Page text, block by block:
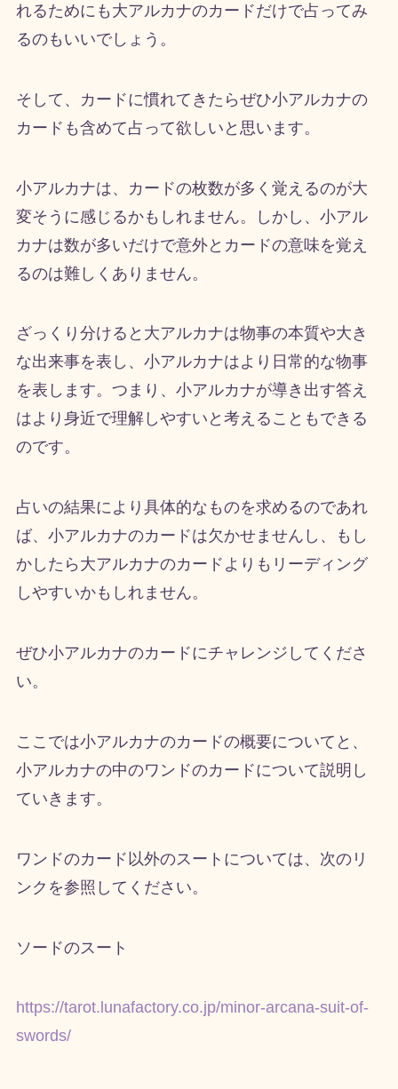
れるためにも大アルカナのカードだけで占ってみ
るのもいいでしょう。
そして、カードに慣れてきたらぜひ小アルカナの
カードも含めて占って欲しいと思います。
小アルカナは、カードの枚数が多く覚えるのが大
変そうに感じるかもしれません。しかし、小アル
カナは数が多いだけで意外とカードの意味を覚え
るのは難しくありません。
ざっくり分けると大アルカナは物事の本質や大き
な出来事を表し、小アルカナはより日常的な物事
を表します。つまり、小アルカナが導き出す答え
はより身近で理解しやすいと考えることもできる
のです。
占いの結果により具体的なものを求めるのであれ
ば、小アルカナのカードは欠かせませんし、もし
かしたら大アルカナのカードよりもリーディング
しやすいかもしれません。
ぜひ小アルカナのカードにチャレンジしてくださ
い。
ここでは小アルカナのカードの概要についてと、
小アルカナの中のワンドのカードについて説明し
ていきます。
ワンドのカード以外のスートについては、次のリ
ンクを参照してください。
ソードのスート
https://tarot.lunafactory.co.jp/minor-arcana-suit-of-
swords/